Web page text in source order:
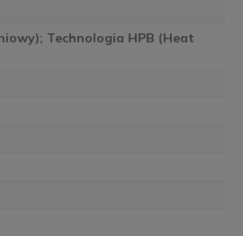
Technologia HPB (Heat